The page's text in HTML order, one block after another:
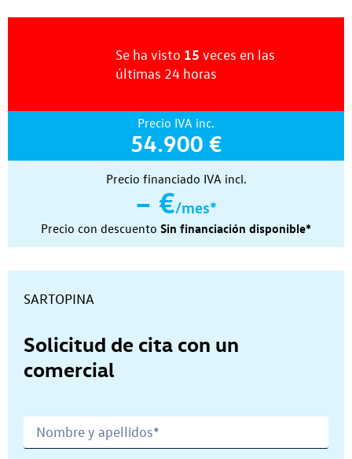
Se ha visto 15 veces en las
últimas 24 horas
Precio IVA inc.
54.900 €
Precio financiado IVA incl.
– €/mes*
Precio con descuento Sin financiación disponible*
Concesionario:
SARTOPINA
Solicitud de cita con un
comercial